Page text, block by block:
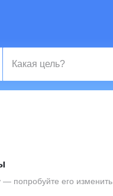
попробуйте его изменить.